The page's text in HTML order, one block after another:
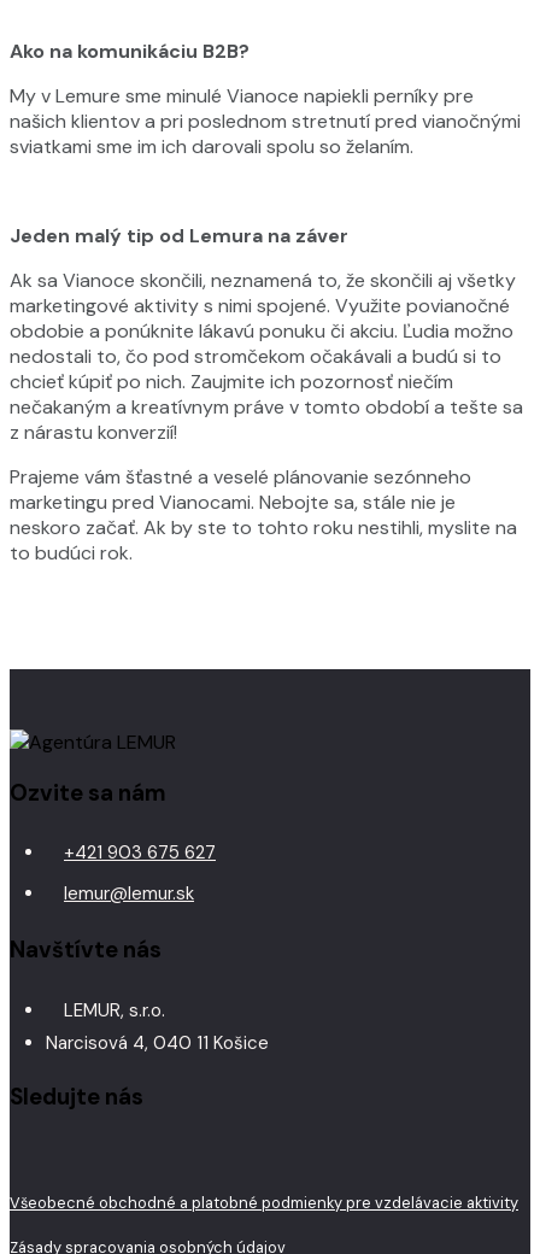
Ako na komunikáciu B2B?
My v Lemure sme minulé Vianoce napiekli perníky pre
našich klientov a pri poslednom stretnutí pred vianočnými
sviatkami sme im ich darovali spolu so želaním.
Jeden malý tip od Lemura na záver
Ak sa Vianoce skončili, neznamená to, že skončili aj všetky
marketingové aktivity s nimi spojené. Využite povianočné
obdobie a ponúknite lákavú ponuku či akciu. Ľudia možno
nedostali to, čo pod stromčekom očakávali a budú si to
chcieť kúpiť po nich. Zaujmite ich pozornosť niečím
nečakaným a kreatívnym práve v tomto období a tešte sa
z nárastu konverzií!
Prajeme vám šťastné a veselé plánovanie sezónneho
marketingu pred Vianocami. Nebojte sa, stále nie je
neskoro začať. Ak by ste to tohto roku nestihli, myslite na
to budúci rok.
Ozvite sa nám
+421 903 675 627
lemur@lemur.sk
Navštívte nás
LEMUR, s.r.o.
Narcisová 4, 040 11 Košice
Sledujte nás
Všeobecné obchodné a platobné podmienky pre vzdelávacie aktivity
Zásady spracovania osobných údajov